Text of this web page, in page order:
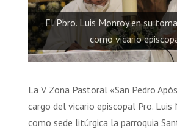
El Pbro. Luis Monroy en su
como vicario
La V Zona Pastoral «San Pedro
cargo del vicario episcopal Pro. Luis
como sede litúrgica la parroquia